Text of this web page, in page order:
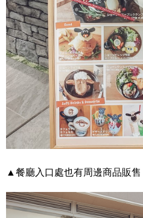
▲餐廳入口處也有周邊商品販